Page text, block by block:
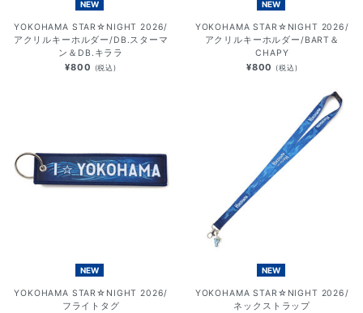
NEW
YOKOHAMA STAR☆NIGHT 2026/
アクリルキーホルダー/DB.スターマ
ン＆DB.キララ
¥800 (税込)
NEW
YOKOHAMA STAR☆NIGHT 2026/
アクリルキーホルダー/BART＆
CHAPY
¥800 (税込)
NEW
YOKOHAMA STAR☆NIGHT 2026/
フライトタグ
NEW
YOKOHAMA STAR☆NIGHT 2026/
ネックストラップ